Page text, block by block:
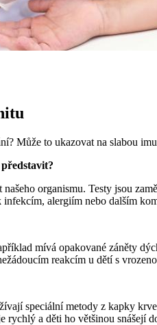
Může to ukazovat na slabou
organismu. Testy jsou
alergiím nebo dalším
mívá opakované záněty
reakcím u dětí s
speciální metody z kapky
rychlý a děti ho většinou snášejí